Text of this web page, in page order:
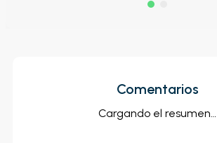
Comentarios
Cargando el resumen…